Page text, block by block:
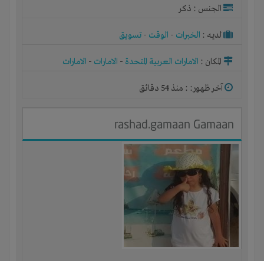
الجنس : ذكر
لديـه : الخبرات - الوقت - تسويق
المكان : الامارات العربية المتحدة - الامارات - الامارات
آخر ظهور: : منذ 54 دقائق
rashad.gamaan Gamaan